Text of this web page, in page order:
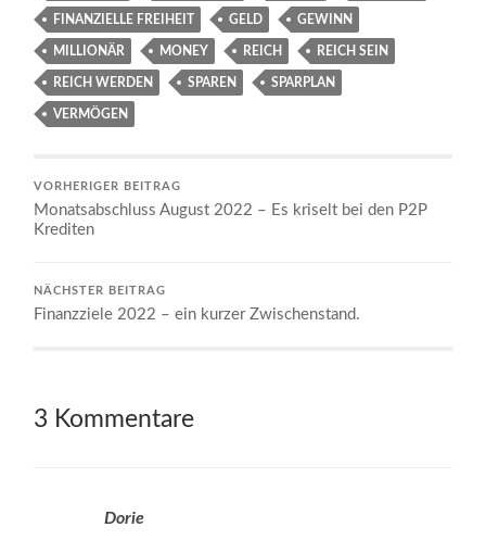
FINANZIELLE FREIHEIT GELD GEWINN
MILLIONÄR MONEY REICH REICH SEIN
REICH WERDEN SPAREN SPARPLAN
VERMÖGEN
VORHERIGER BEITRAG
Monatsabschluss August 2022 – Es kriselt bei den P2P
Krediten
NÄCHSTER BEITRAG
Finanzziele 2022 – ein kurzer Zwischenstand.
3 Kommentare
Dorie